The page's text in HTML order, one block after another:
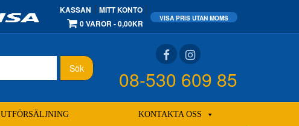
KASSAN
MITT KONTO
0 VAROR
0,00KR
Sök 08-530 609 85
UTFÖRSÄLJNING KONTAKTA OSS